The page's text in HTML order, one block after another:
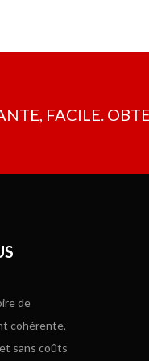
FACILE.
de
cohérente,
sans coûts